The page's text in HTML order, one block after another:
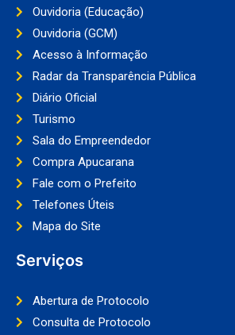
Ouvidoria (Educação)
Ouvidoria (GCM)
Acesso à Informação
Radar da Transparência Pública
Diário Oficial
Turismo
Sala do Empreendedor
Compra Apucarana
Fale com o Prefeito
Telefones Úteis
Mapa do Site
Serviços
Abertura de Protocolo
Consulta de Protocolo